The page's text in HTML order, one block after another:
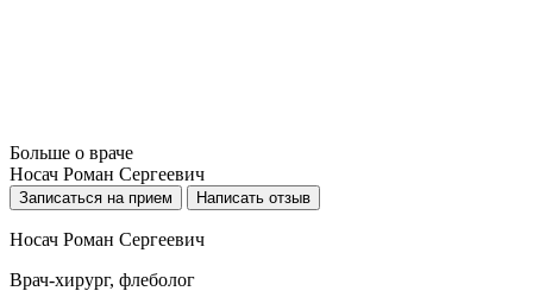
Больше о враче
Носач Роман Сергеевич
Записаться на прием Написать отзыв
Носач Роман Сергеевич
Врач-хирург, флеболог